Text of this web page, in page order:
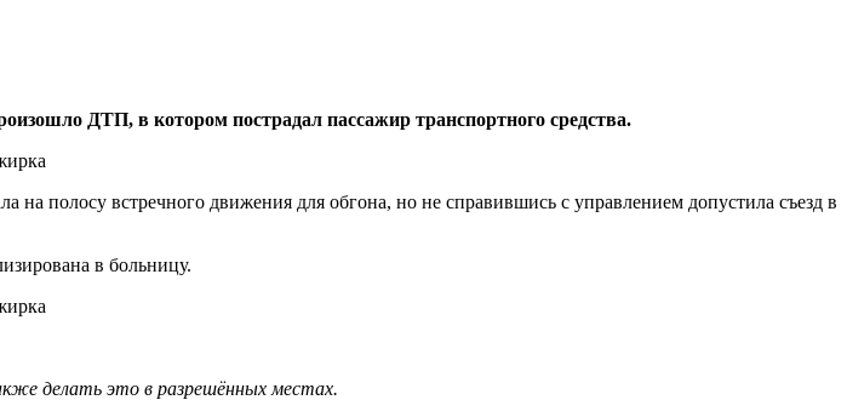
ДТП, в котором пострадал пассажир транспортного средства.
на полосу встречного движения для обгона, но не справившись с управлением допустила съезд в
в больницу.
делать это в разрешённых местах.